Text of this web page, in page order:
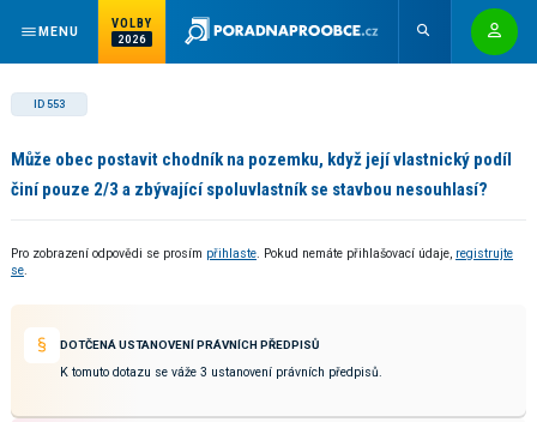
MENU
VOLBY
2026
ID 553
Může obec postavit chodník na pozemku, když její vlastnický podíl
činí pouze 2/3 a zbývající spoluvlastník se stavbou nesouhlasí?
Pro zobrazení odpovědi se prosím přihlaste. Pokud nemáte přihlašovací údaje, registrujte
se.
DOTČENÁ USTANOVENÍ PRÁVNÍCH PŘEDPISŮ
K tomuto dotazu se váže 3 ustanovení právních předpisů.